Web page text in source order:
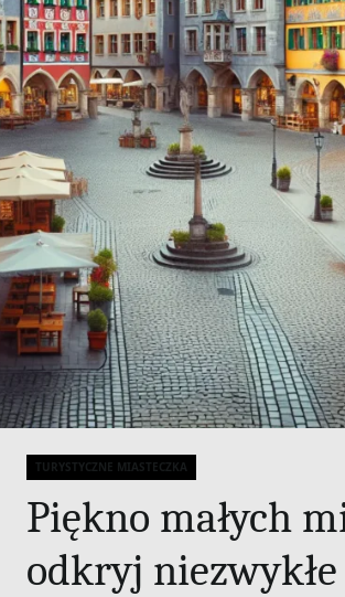
Categories
TURYSTYCZNE MIASTECZKA
Piękno małych
odkryj niezwykłe